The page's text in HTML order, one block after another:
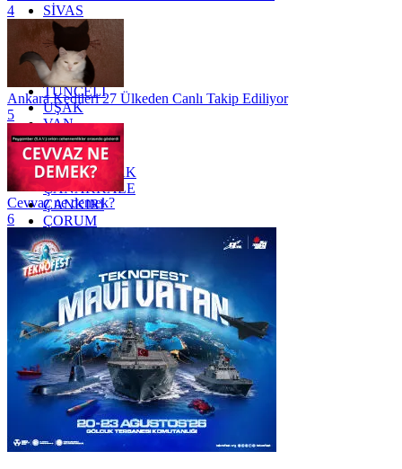
SİVAS
SİİRT
TEKİRDAĞ
TOKAT
TRABZON
TUNCELİ
UŞAK
VAN
YALOVA
YOZGAT
ZONGULDAK
ÇANAKKALE
ÇANKIRI
ÇORUM
İSTANBUL
İZMİR
ŞANLIURFA
ŞIRNAK
4
Ankara Kedileri 27 Ülkeden Canlı Takip Ediliyor
5
Cevvaz ne demek?
6